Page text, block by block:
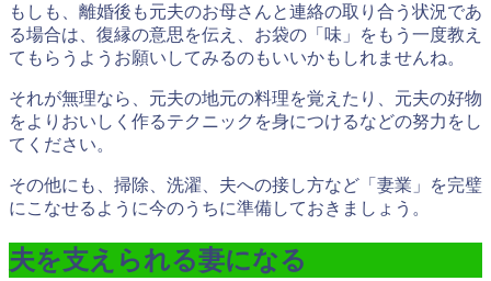
もしも、離婚後も元夫のお母さんと連絡の取り合う状況であ
る場合は、復縁の意思を伝え、お袋の「味」をもう一度教え
てもらうようお願いしてみるのもいいかもしれませんね。
それが無理なら、元夫の地元の料理を覚えたり、元夫の好物
をよりおいしく作るテクニックを身につけるなどの努力をし
てください。
その他にも、掃除、洗濯、夫への接し方など「妻業」を完璧
にこなせるように今のうちに準備しておきましょう。
夫を支えられる妻になる